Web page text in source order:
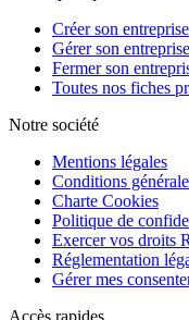
Créer son entreprise
Gérer son entreprise
Fermer son
Toutes nos fiches
Notre société
Mentions légales
Conditions
Charte Cookies
Politique de
Exercer vos droits
Réglementation
Gérer mes
Accès rapides